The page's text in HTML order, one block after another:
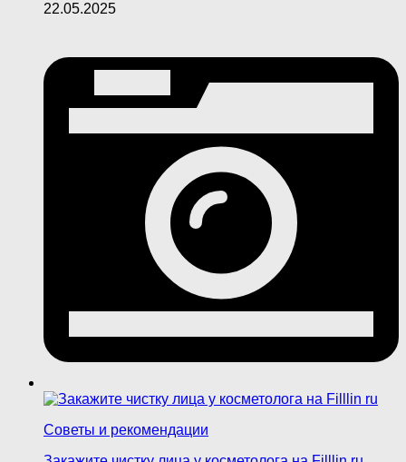
22.05.2025
Советы и рекомендации